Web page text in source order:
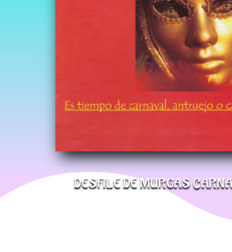
DESFILE DE MURGAS